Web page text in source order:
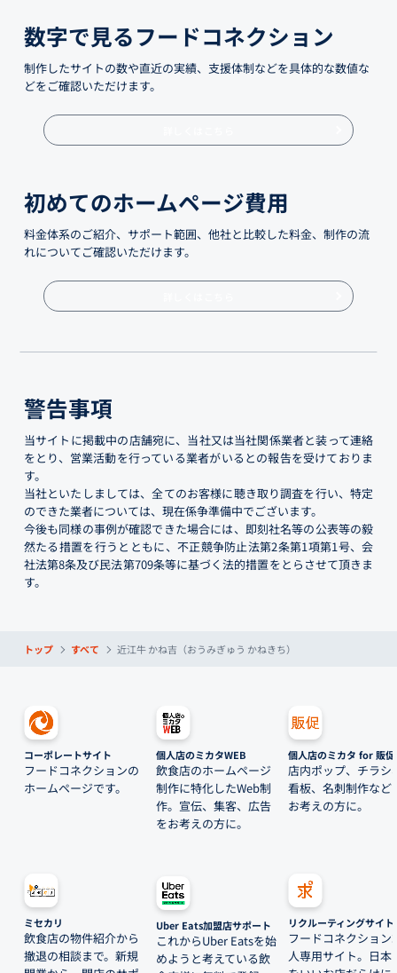
数字で見るフードコネクション
制作したサイトの数や直近の実績、支援体制などを具体的な数値な
どをご確認いただけます。
初めてのホームページ費用
料金体系のご紹介、サポート範囲、他社と比較した料金、制作の流
れについてご確認いただけます。
警告事項
当サイトに掲載中の店舗宛に、当社又は当社関係業者と装って連絡
をとり、営業活動を行っている業者がいるとの報告を受けておりま
す。
当社といたしましては、全てのお客様に聴き取り調査を行い、特定
のできた業者については、現在係争準備中でございます。
今後も同様の事例が確認できた場合には、即刻社名等の公表等の毅
然たる措置を行うとともに、不正競争防止法第2条第1項第1号、会
社法第8条及び民法第709条等に基づく法的措置をとらさせて頂きま
す。
トップ すべて 近江牛 かね吉（おうみぎゅう かねきち）
コーポレートサイト
フードコネクションの
ホームページです。
ミセカリ
飲食店の物件紹介から
撤退の相談まで。新規
個人店のミカタWEB
飲食店のホームページ
制作に特化したWeb制
作。宣伝、集客、広告
をお考えの方に。
Uber Eats加盟店サポート
これからUber Eatsを始
めようと考えている飲
個人店のミカタ for 販促
店内ポップ、チラシ
看板、名刺制作など
お考えの方に。
リクルーティングサイト
フードコネクション
人専用サイト。日本